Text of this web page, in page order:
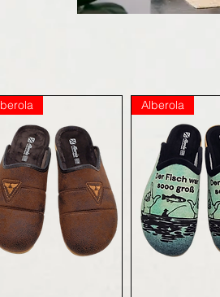
Alberola